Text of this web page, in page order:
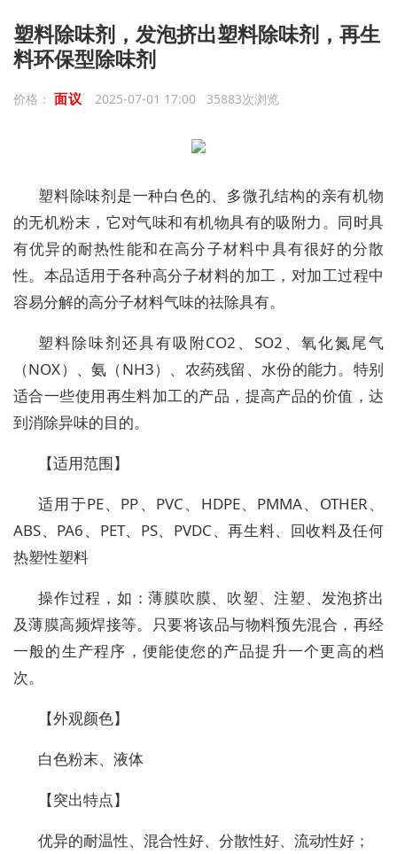
塑料除味剂，发泡挤出塑料除味剂，再生
料环保型除味剂
价格： 面议 2025-07-01 17:00 35883次浏览
塑料除味剂是一种白色的、多微孔结构的亲有机物
的无机粉末，它对气味和有机物具有的吸附力。同时具
有优异的耐热性能和在高分子材料中具有很好的分散
性。本品适用于各种高分子材料的加工，对加工过程中
容易分解的高分子材料气味的祛除具有。
塑料除味剂还具有吸附CO2、SO2、氧化氮尾气
（NOX）、氨（NH3）、农药残留、水份的能力。特别
适合一些使用再生料加工的产品，提高产品的价值，达
到消除异味的目的。
【适用范围】
适用于PE、PP、PVC、HDPE、PMMA、OTHER、
ABS、PA6、PET、PS、PVDC、再生料、回收料及任何
热塑性塑料
操作过程，如：薄膜吹膜、吹塑、注塑、发泡挤出
及薄膜高频焊接等。只要将该品与物料预先混合，再经
一般的生产程序，便能使您的产品提升一个更高的档
次。
【外观颜色】
白色粉末、液体
【突出特点】
优异的耐温性、混合性好、分散性好、流动性好；